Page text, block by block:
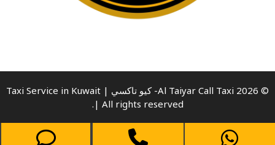
© 2026 Al Taiyar Call Taxi- كيو تاكسي | Taxi Service in Kuwait
| All rights reserved.